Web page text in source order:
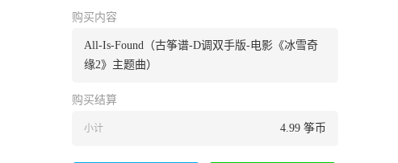
购买内容
All-Is-Found（古筝谱-D调双手版-电影《冰雪奇
缘2》主题曲）
购买结算
小计 4.99 筝币